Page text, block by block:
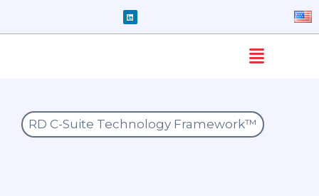
RD C-Suite Technology Framework™